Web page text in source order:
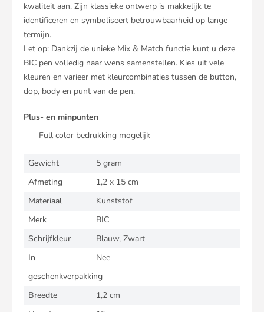
kwaliteit aan. Zijn klassieke ontwerp is makkelijk te
identificeren en symboliseert betrouwbaarheid op lange
termijn.
Let op: Dankzij de unieke Mix & Match functie kunt u deze
BIC pen volledig naar wens samenstellen. Kies uit vele
kleuren en varieer met kleurcombinaties tussen de button,
dop, body en punt van de pen.
Plus- en minpunten
Full color bedrukking mogelijk
Gewicht
5 gram
Afmeting
1,2 x 15 cm
Materiaal
Kunststof
Merk
BIC
Schrijfkleur
Blauw, Zwart
In
geschenkverpakking
Nee
Breedte
1,2 cm